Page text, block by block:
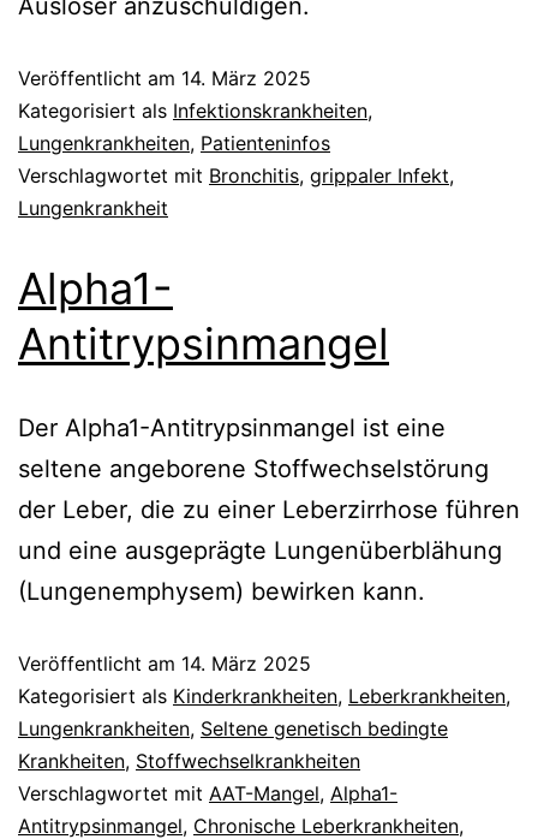
Auslöser anzuschuldigen.
Veröffentlicht am 14. März 2025
Kategorisiert als Infektionskrankheiten,
Lungenkrankheiten, Patienteninfos
Verschlagwortet mit Bronchitis, grippaler Infekt,
Lungenkrankheit
Alpha1-
Antitrypsinmangel
Der Alpha1-Antitrypsinmangel ist eine
seltene angeborene Stoffwechselstörung
der Leber, die zu einer Leberzirrhose führen
und eine ausgeprägte Lungenüberblähung
(Lungenemphysem) bewirken kann.
Veröffentlicht am 14. März 2025
Kategorisiert als Kinderkrankheiten, Leberkrankheiten,
Lungenkrankheiten, Seltene genetisch bedingte
Krankheiten, Stoffwechselkrankheiten
Verschlagwortet mit AAT-Mangel, Alpha1-
Antitrypsinmangel, Chronische Leberkrankheiten,